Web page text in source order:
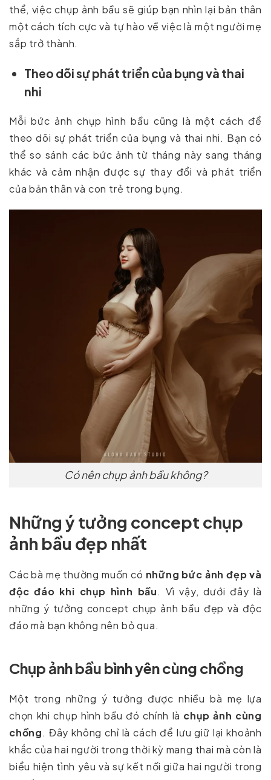
thể, việc chụp ảnh bầu sẽ giúp bạn nhìn lại bản thân
một cách tích cực và tự hào về việc là một người mẹ
sắp trở thành.
Theo dõi sự phát triển của bụng và thai
nhi
Mỗi bức ảnh chụp hình bầu cũng là một cách để
theo dõi sự phát triển của bụng và thai nhi. Bạn có
thể so sánh các bức ảnh từ tháng này sang tháng
khác và cảm nhận được sự thay đổi và phát triển
của bản thân và con trẻ trong bụng.
Có nên chụp ảnh bầu không?
Những ý tưởng concept chụp
ảnh bầu đẹp nhất
Các bà mẹ thường muốn có những bức ảnh đẹp và
độc đáo khi chụp hình bầu. Vì vậy, dưới đây là
những ý tưởng concept chụp ảnh bầu đẹp và độc
đáo mà bạn không nên bỏ qua.
Chụp ảnh bầu bình yên cùng chồng
Một trong những ý tưởng được nhiều bà mẹ lựa
chọn khi chụp hình bầu đó chính là chụp ảnh cùng
chồng. Đây không chỉ là cách để lưu giữ lại khoảnh
khắc của hai người trong thời kỳ mang thai mà còn là
biểu hiện tình yêu và sự kết nối giữa hai người trong